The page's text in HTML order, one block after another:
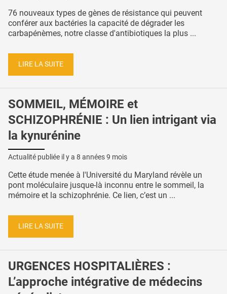
76 nouveaux types de gènes de résistance qui peuvent
conférer aux bactéries la capacité de dégrader les
carbapénèmes, notre classe d'antibiotiques la plus ...
LIRE LA SUITE
SOMMEIL, MÉMOIRE et
SCHIZOPHRÉNIE : Un lien intrigant via
la kynurénine
Actualité publiée il y a 8 années 9 mois
Cette étude menée à l'Université du Maryland révèle un
pont moléculaire jusque-là inconnu entre le sommeil, la
mémoire et la schizophrénie. Ce lien, c’est un ...
LIRE LA SUITE
URGENCES HOSPITALIÈRES :
L’approche intégrative de médecins